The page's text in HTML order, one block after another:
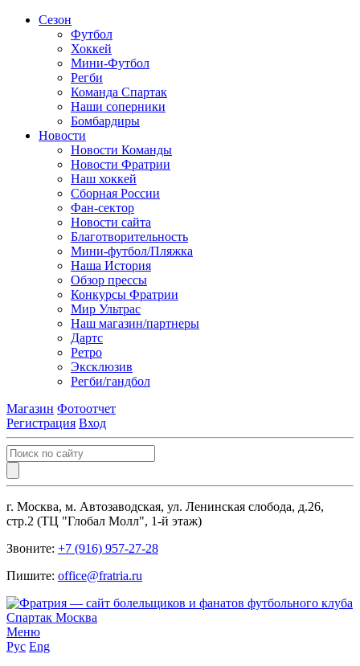
Сезон
Футбол
Хоккей
Мини-Футбол
Регби
Команда Спартак
Наши соперники
Бомбардиры
Новости
Новости Команды
Новости Фратрии
Наш хоккей
Сборная России
Фан-cектор
Новости сайта
Благотворительность
Мини-футбол/Пляжка
Наша История
Обзор прессы
Конкурсы Фратрии
Мир Ультрас
Наш магазин/партнеры
Дартс
Ретро
Эксклюзив
Регби/гандбол
Магазин Фотоотчет
Регистрация Вход
г. Москва, м. Автозаводская, ул. Ленинская слобода, д.26,
стр.2 (ТЦ "Глобал Молл", 1-й этаж)
Звоните: +7 (916) 957-27-28
Пишите: office@fratria.ru
Меню
Рус Eng